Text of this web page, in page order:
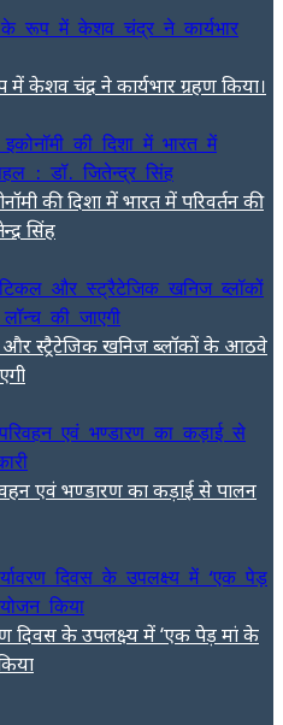
केशव चंद्र ने कार्यभार ग्रहण किया।
की दिशा में भारत में परिवर्तन की
सिंह
और स्ट्रैटेजिक खनिज ब्लॉकों के आठवे
एवं भण्डारण का कड़ाई से पालन
दिवस के उपलक्ष्य में ‘एक पेड़ मां के